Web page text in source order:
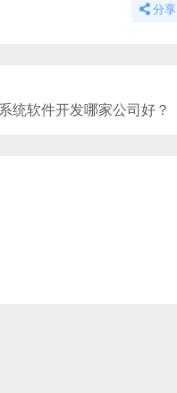
分享
统软件开发哪家公司好？